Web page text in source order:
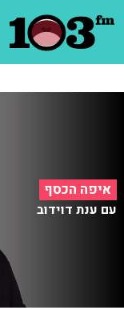
איפה הכסף
עם ענת דוידוב